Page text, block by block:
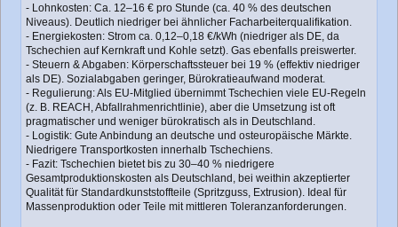
- Lohnkosten: Ca. 12–16 € pro Stunde (ca. 40 % des deutschen
Niveaus). Deutlich niedriger bei ähnlicher Facharbeiterqualifikation.
- Energiekosten: Strom ca. 0,12–0,18 €/kWh (niedriger als DE, da
Tschechien auf Kernkraft und Kohle setzt). Gas ebenfalls preiswerter.
- Steuern & Abgaben: Körperschaftssteuer bei 19 % (effektiv niedriger
als DE). Sozialabgaben geringer, Bürokratieaufwand moderat.
- Regulierung: Als EU-Mitglied übernimmt Tschechien viele EU-Regeln
(z. B. REACH, Abfallrahmenrichtlinie), aber die Umsetzung ist oft
pragmatischer und weniger bürokratisch als in Deutschland.
- Logistik: Gute Anbindung an deutsche und osteuropäische Märkte.
Niedrigere Transportkosten innerhalb Tschechiens.
- Fazit: Tschechien bietet bis zu 30–40 % niedrigere
Gesamtproduktionskosten als Deutschland, bei weithin akzeptierter
Qualität für Standardkunststoffteile (Spritzguss, Extrusion). Ideal für
Massenproduktion oder Teile mit mittleren Toleranzanforderungen.